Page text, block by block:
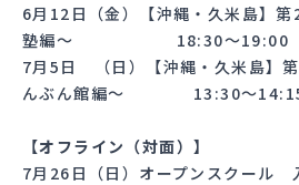
6月12日（金）【沖縄・久米島】
塾編〜 18:30〜19:00
7月5日 （日）【沖縄・久米島】
んぶん館編～ 13:30〜
【オフライン（対面）】
7月26日（日）オープンスクー